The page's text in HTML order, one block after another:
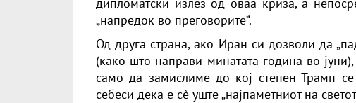
„напредок во преговорите“.
Од друга страна, ако Иран си дозволи да
(како што направи минатата година во
само да замислиме до кој степен Трамп
себеси дека е сè уште „најпаметниот на